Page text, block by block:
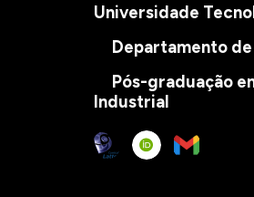
Universidade
Departamento
Pós-graduação
Industrial